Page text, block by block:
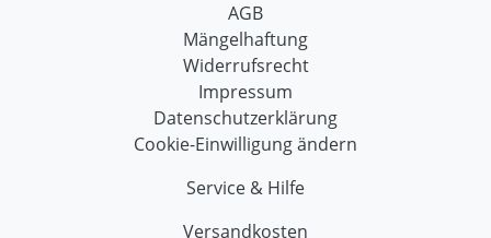
AGB
Mängelhaftung
Widerrufsrecht
Impressum
Datenschutzerklärung
Cookie-Einwilligung ändern
Service & Hilfe
Versandkosten